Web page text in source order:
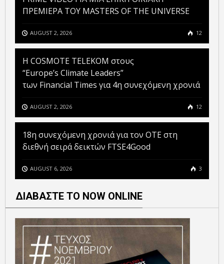
ΠΡΕΜΙΕΡΑ ΤΟΥ MASTERS OF THE UNIVERSE
AUGUST 2, 2026 12
Η COSMOTE TELEKOM στους
“Europe’s Climate Leaders”
των Financial Times για 4η συνεχόμενη χρονιά
AUGUST 2, 2026 12
18η συνεχόμενη χρονιά για τον ΟΤΕ στη
διεθνή σειρά δεικτών FTSE4Good
AUGUST 6, 2026 3
ΔΙΑΒΑΣΤΕ ΤΟ NOW ONLINE